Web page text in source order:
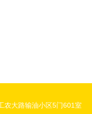
农大路输油小区5门601室